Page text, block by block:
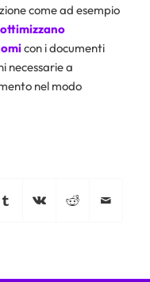
come ad esempio
con i documenti
necessarie a
nel modo